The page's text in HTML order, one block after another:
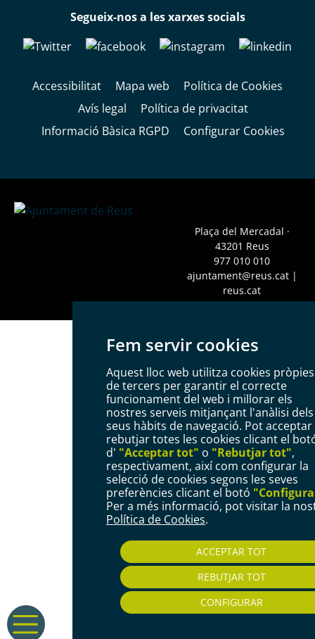
Fem servir cookies
Aquest lloc web utilitza cookies
de tercers per garantir el correcte
funcionament del web i millorar els
nostres serveis mitjançant l'anàlisi dels
seus hàbits de navegació. Pot acceptar
rebutjar totes les cookies clicant el
d' "Acceptar tot" o "Rebutjar tot",
respectivament, així com configurar la
selecció de cookies segons les seves
preferències clicant el botó
Per a més informació, pot visitar la
Política de Cookies.
ACCEPTAR TOT
REBUTJAR TOT
CONFIGURAR
Segueix-nos a les xarxes socials
Accessibilitat Mapa web
Política de Cookies
Avís legal
Política de privacitat
Informació Bàsica RGPD
Configurar Cookies
Plaça del Mercadal ·
43201 Reus
977 010 010
ajuntament@reus.cat|
reus.cat